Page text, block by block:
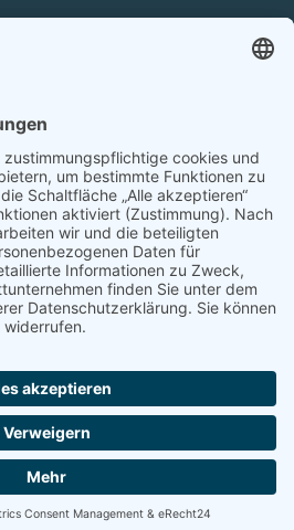
Handels
– Personal Award 2026
mit Kuhlage und Gästen
© Handelsverband Nord -
UFOS GMBH - Werbeagentur © 2026